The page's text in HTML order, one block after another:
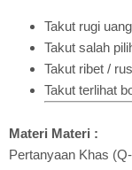
Takut rugi
Takut salah
Takut ribet /
Takut terlihat
Materi Materi :
Pertanyaan Khas